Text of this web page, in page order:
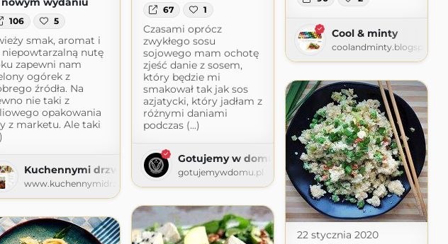
106 5
smak, aromat i
nutę
zapewni nam
ogórek z
źródła. Na
nie taki z
opakowania
z marketu. Ale taki
Kuchennymi drzwiami
www.kuchennymidrzwiami.pl
67 1
Czasami oprócz
zwykłego sosu
sojowego mam ochotę
zjeść danie z sosem,
który będzie mi
smakował tak jak sos
azjatycki, który jadłam z
różnymi daniami
podczas (...)
Gotujemy w domu – blog kulinarny
gotujemywdomu.pl
Cool & minty
22 stycznia 2020